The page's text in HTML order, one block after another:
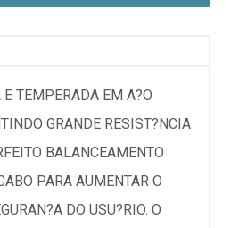
TEMPERADA EM A?O
GRANDE RESIST?NCIA
BALANCEAMENTO
PARA AUMENTAR O
DO USU?RIO. O